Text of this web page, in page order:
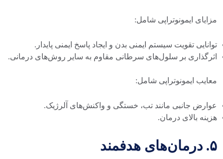
مزایای ایمونوتراپی شامل:
توانایی تقویت سیستم ایمنی بدن و ایجاد پاسخ ایمنی پایدار.
اثرگذاری بر سلول‌های سرطانی مقاوم به سایر روش‌های درمانی.
معایب ایمونوتراپی شامل:
عوارض جانبی مانند تب، خستگی و واکنش‌های آلرژیک.
هزینه بالای درمان.
۵. درمان‌های هدفمند